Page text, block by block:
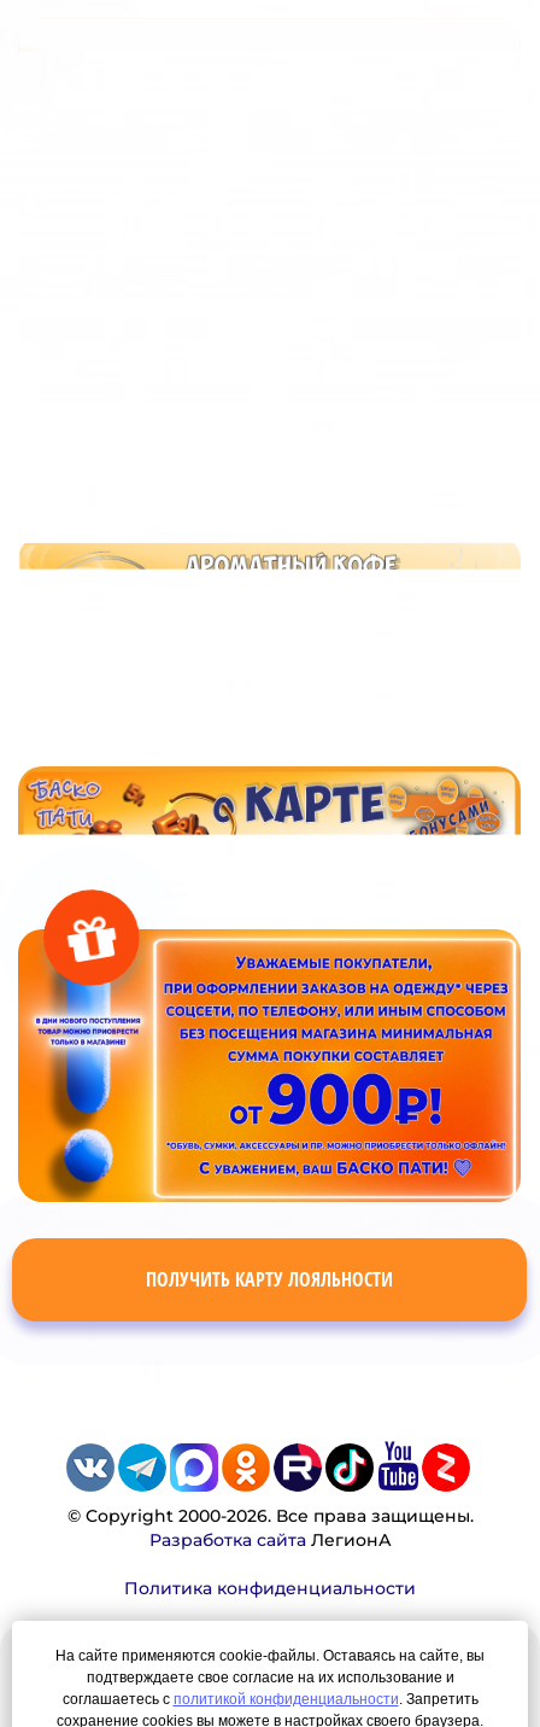
ПОЛУЧИТЬ КАРТУ ЛОЯЛЬНОСТИ
© Copyright 2000-2026. Все права защищены.
Разработка сайтаЛегионА
Политика конфиденциальности
Наша миссия:
На сайте применяются cookie-файлы. Оставаясь на сайте, вы
подтверждаете свое согласие на их использование и
соглашаетесь с политикой конфиденциальности. Запретить
сохранение cookies вы можете в настройках своего браузера.